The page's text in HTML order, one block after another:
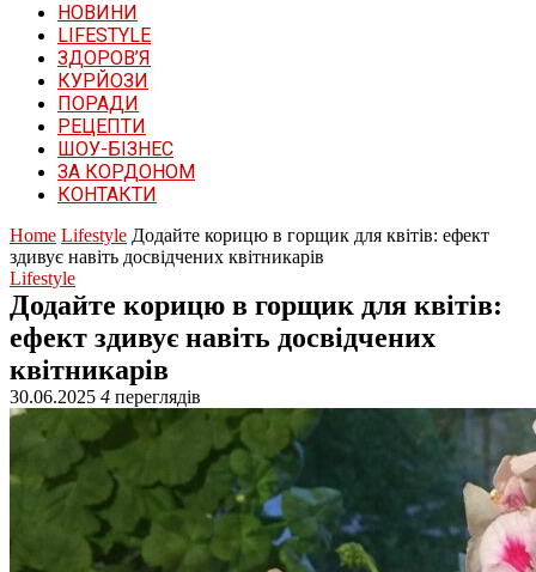
НОВИНИ
LIFESTYLE
ЗДОРОВ’Я
КУРЙОЗИ
ПОРАДИ
РЕЦЕПТИ
ШОУ-БІЗНЕС
ЗА КОРДОНОМ
КОНТАКТИ
Home Lifestyle Додайте корицю в горщик для квітів: ефект
здивує навіть досвідчених квітникарів
Lifestyle
Додайте корицю в горщик для квітів:
ефект здивує навіть досвідчених
квітникарів
30.06.2025 4 переглядів